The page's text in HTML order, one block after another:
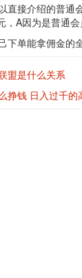
直接介绍的普通
A因为是普通
下单能拿佣金的
盟是什么关系
挣钱 日入过千的